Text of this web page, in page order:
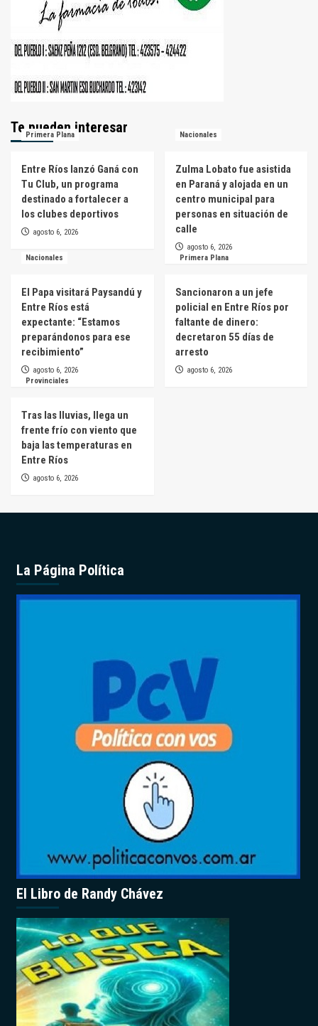
Te pueden interesar
Primera Plana
Entre Ríos lanzó Ganá con
Tu Club, un programa
destinado a fortalecer a
los clubes deportivos
agosto 6, 2026
Nacionales
Zulma Lobato fue asistida
en Paraná y alojada en un
centro municipal para
personas en situación de
calle
agosto 6, 2026
Nacionales
El Papa visitará Paysandú y
Entre Ríos está
expectante: “Estamos
preparándonos para ese
recibimiento”
agosto 6, 2026
Primera Plana
Sancionaron a un jefe
policial en Entre Ríos por
faltante de dinero:
decretaron 55 días de
arresto
agosto 6, 2026
Provinciales
Tras las lluvias, llega un
frente frío con viento que
baja las temperaturas en
Entre Ríos
agosto 6, 2026
La Página Política
El Libro de Randy Chávez